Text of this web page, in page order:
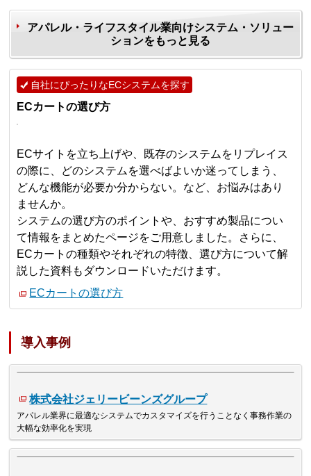
アパレル・ライフスタイル業向けシステム・ソリュー
ションをもっと見る
自社にぴったりなECシステムを探す
ECカートの選び方
ECサイトを立ち上げや、既存のシステムをリプレイス
の際に、どのシステムを選べばよいか迷ってしまう、
どんな機能が必要か分からない。など、お悩みはあり
ませんか。
システムの選び方のポイントや、おすすめ製品につい
て情報をまとめたページをご用意しました。さらに、
ECカートの種類やそれぞれの特徴、選び方について解
説した資料もダウンロードいただけます。
ECカートの選び方
導入事例
株式会社ジェリービーンズグループ
アパレル業界に最適なシステムでカスタマイズを行うことなく事務作業の
大幅な効率化を実現